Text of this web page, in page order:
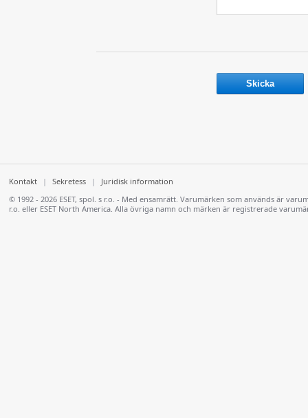
Kontakt | Sekretess |
Juridisk information
© 1992 - 2026 ESET, spol. s r.o. - Med ensamrätt. Varumärken som används är
r.o. eller ESET North America. Alla övriga namn och märken är registrerade